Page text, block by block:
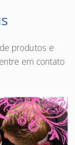
produtos e
em contato